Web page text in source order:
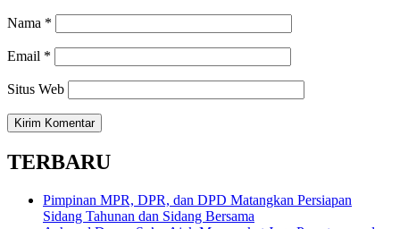
Nama *
Email *
Situs Web
TERBARU
Pimpinan MPR, DPR, dan DPD Matangkan Persiapan
Sidang Tahunan dan Sidang Bersama